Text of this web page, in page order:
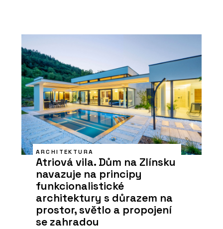
ARCHITEKTURA
Atriová vila. Dům na Zlínsku
navazuje na principy
funkcionalistické
architektury s důrazem na
prostor, světlo a propojení
se zahradou